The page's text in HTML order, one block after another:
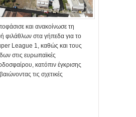
και ανακοίνωσε τη
φιλάθλων στα γήπεδα για το
League 1, καθώς και τους
στις ευρωπαϊκές
κατόπιν έγκρισης
τις σχετικές